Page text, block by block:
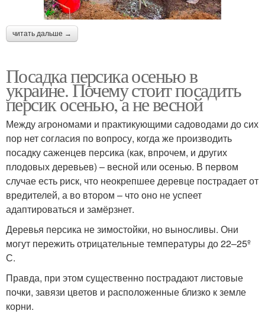
читать дальше →
Посадка персика осенью в
украине. Почему стоит посадить
персик осенью, а не весной
Между агрономами и практикующими садоводами до сих
пор нет согласия по вопросу, когда же производить
посадку саженцев персика (как, впрочем, и других
плодовых деревьев) – весной или осенью. В первом
случае есть риск, что неокрепшее деревце пострадает от
вредителей, а во втором – что оно не успеет
адаптироваться и замёрзнет.
Деревья персика не зимостойки, но выносливы. Они
могут пережить отрицательные температуры до 22–25º
С.
Правда, при этом существенно пострадают листовые
почки, завязи цветов и расположенные близко к земле
корни.